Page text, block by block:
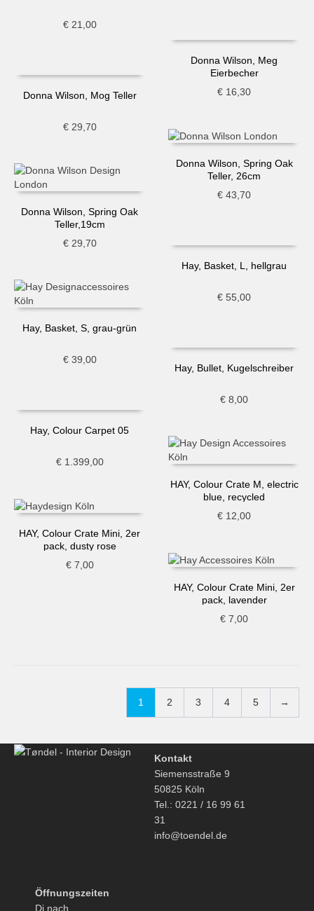
€21,00
Donna Wilson, Meg
Eierbecher
€ 16,30
Donna Wilson, Mog Teller
€29,70
Donna Wilson, Spring Oak
Teller, 26cm
€ 43,70
Donna Wilson, Spring Oak
Teller,19cm
€29,70
Hay, Basket, L, hellgrau
€ 55,00
Hay, Basket, S, grau-grün
€39,00
Hay, Bullet, Kugelschreiber
€ 8,00
Hay, Colour Carpet 05
€1.399,00
HAY, Colour Crate M, electric
blue, recycled
€ 12,00
HAY, Colour Crate Mini, 2er
pack, dusty rose
€7,00
HAY, Colour Crate Mini, 2er
pack, lavender
€ 7,00
1 2 3 4 5 →
Kontakt
Siemensstraße 9
50825 Köln
Tel.: 0221 / 16 99 61
31
info@toendel.de
Öffnungszeiten
Di nach